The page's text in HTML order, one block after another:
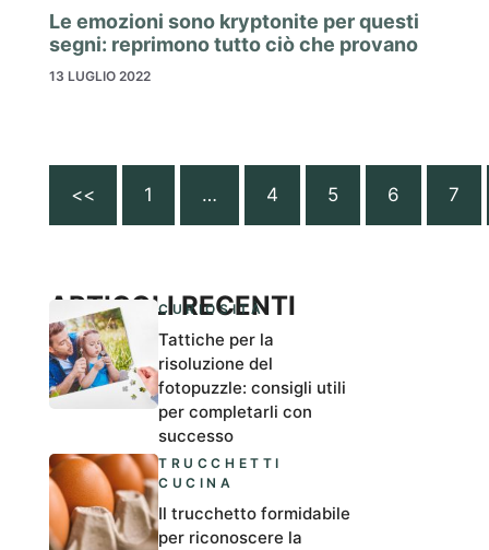
Le emozioni sono kryptonite per questi
segni: reprimono tutto ciò che provano
13 LUGLIO 2022
<< 1 … 4 5 6 7
ARTICOLI RECENTI
CURIOSITÀ
Tattiche per la
risoluzione del
fotopuzzle: consigli utili
per completarli con
successo
TRUCCHETTI
CUCINA
Il trucchetto formidabile
per riconoscere la